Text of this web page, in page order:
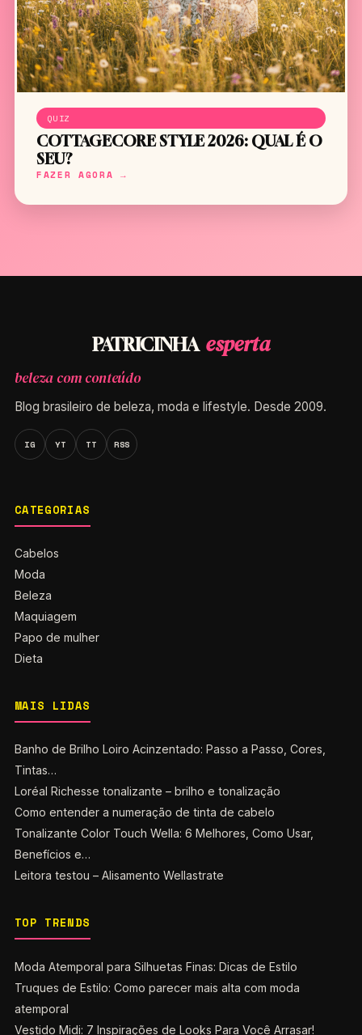
QUIZ
COTTAGECORE STYLE 2026: QUAL É O
SEU?
FAZER AGORA →
PATRICINHA esperta
beleza com conteúdo
Blog brasileiro de beleza, moda e lifestyle. Desde 2009.
IG YT TT RSS
CATEGORIAS
Cabelos
Moda
Beleza
Maquiagem
Papo de mulher
Dieta
MAIS LIDAS
Banho de Brilho Loiro Acinzentado: Passo a Passo, Cores,
Tintas…
Loréal Richesse tonalizante – brilho e tonalização
Como entender a numeração de tinta de cabelo
Tonalizante Color Touch Wella: 6 Melhores, Como Usar,
Benefícios e…
Leitora testou – Alisamento Wellastrate
TOP TRENDS
Moda Atemporal para Silhuetas Finas: Dicas de Estilo
Truques de Estilo: Como parecer mais alta com moda
atemporal
Vestido Midi: 7 Inspirações de Looks Para Você Arrasar!